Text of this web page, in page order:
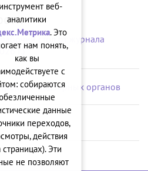
стол от журнала
г.)
надзорных органов
веб-
аналитики
. Это
нам понять,
как вы
с
собираются
данные
переходов,
действия
страницах). Эти
не позволяют